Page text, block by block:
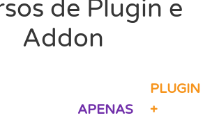
de Plugin e
Addon
APENAS
PLUGIN
+